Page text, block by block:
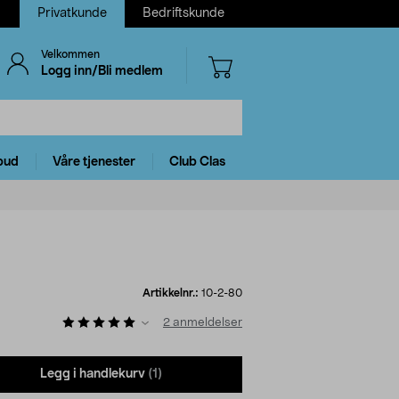
Privatkunde Bedriftskunde
Velkommen
Logg inn/Bli medlem
Våre tjenester Club Clas
Artikkelnr.: 10-2-80
2 anmeldelser
Legg i handlekurv (1)